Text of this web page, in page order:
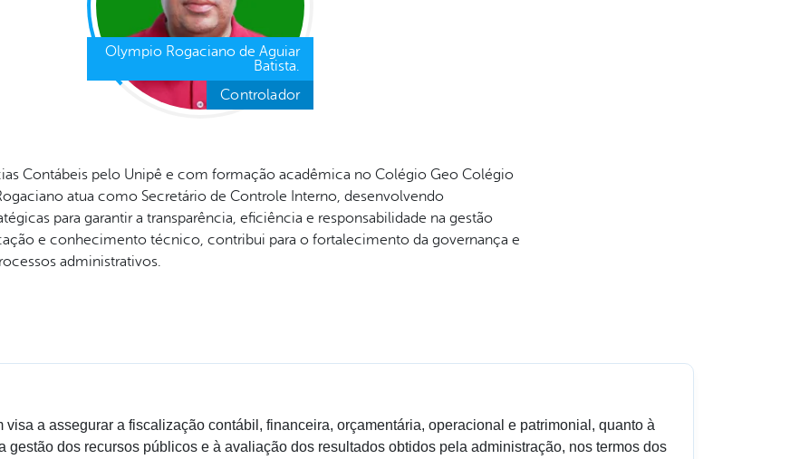
Olympio Rogaciano de Aguiar
Batista.
Controlador
Contábeis pelo Unipê e com formação acadêmica no Colégio Geo Colégio
atua como Secretário de Controle Interno, desenvolvendo
para garantir a transparência, eficiência e responsabilidade na gestão
e conhecimento técnico, contribui para o fortalecimento da governança e
administrativos.
a assegurar a fiscalização contábil, financeira, orçamentária, operacional e patrimonial, quanto à
gestão dos recursos públicos e à avaliação dos resultados obtidos pela administração, nos termos dos